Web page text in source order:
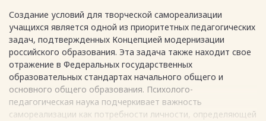
Весь текст будет доступенпосле покупки
Создание условий для творческой самореализации
учащихся является одной из приоритетных педагогических
задач, подтвержденных Концепцией модернизации
российского образования. Эта задача также находит свое
отражение в Федеральных государственных
образовательных стандартах начального общего и
основного общего образования. Психолого-
педагогическая наука подчеркивает важность
самореализации как потребности личности, определяющей